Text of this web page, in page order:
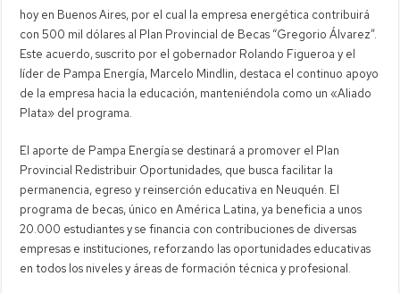
hoy en Buenos Aires, por el cual la empresa energética contribuirá
con 500 mil dólares al Plan Provincial de Becas “Gregorio Álvarez”.
Este acuerdo, suscrito por el gobernador Rolando Figueroa y el
líder de Pampa Energía, Marcelo Mindlin, destaca el continuo apoyo
de la empresa hacia la educación, manteniéndola como un «Aliado
Plata» del programa.
El aporte de Pampa Energía se destinará a promover el Plan
Provincial Redistribuir Oportunidades, que busca facilitar la
permanencia, egreso y reinserción educativa en Neuquén. El
programa de becas, único en América Latina, ya beneficia a unos
20.000 estudiantes y se financia con contribuciones de diversas
empresas e instituciones, reforzando las oportunidades educativas
en todos los niveles y áreas de formación técnica y profesional.